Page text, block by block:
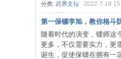
分类: 武界文坛 2022-7-18
第一保镖李旭，教你格斗
随着时代的演变，镖师这
更多，不仅需要实力，更
诞生，促使保镖在拥有一